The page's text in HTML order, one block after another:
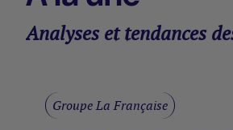
Analyses et tendances
Groupe La Française